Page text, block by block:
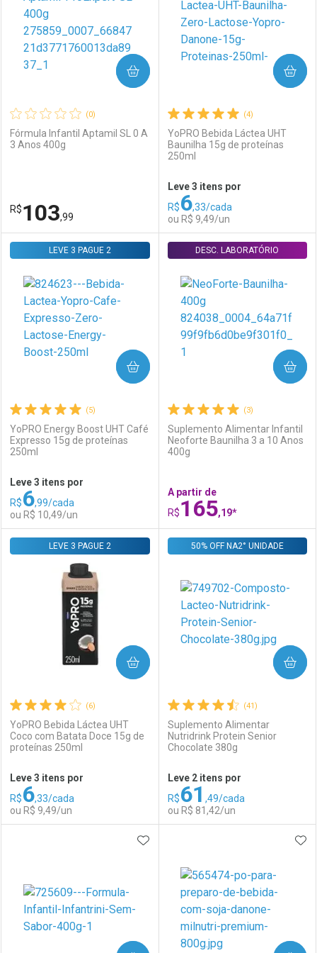
Comprar sem Desconto
Por R$ 72,99/cada
Por R$ 72,99/cada
Comprar sem Desconto
Por R$ 193,59/cada
Comprar sem Desconto
Por R$ 193,59/cada
(0)
Fórmula Infantil Aptamil SL 0 A
3 Anos 400g
R$103,99
COMPRAR
Laboratório
Comprar sem Desconto
Por R$ 103,99/cada
Por Menos
Comprar sem Desconto
Por R$ 103,99/cada
(4)
YoPRO Bebida Láctea UHT
Baunilha 15g de proteínas
250ml
Leve 3 itens por
R$6,33/cada
ou R$ 9,49/un
COMPRAR
Laboratório
Ativar Desconto
Comprar sem Desconto
Por R$ 9,49/cada
Por Menos
Comprar sem Desconto
Por R$ 9,49/cada
(5)
YoPRO Energy Boost UHT Café
Expresso 15g de proteínas
250ml
LEVE 3 PAGUE 2
Leve 3 itens por
R$6,99/cada
ou R$ 10,49/un
COMPRAR
Laboratório
Comprar sem Desconto
Por R$ 10,49/cada
Por Menos
Comprar sem Desconto
Por R$ 10,49/cada
(3)
Suplemento Alimentar Infantil
Neoforte Baunilha 3 a 10 Anos
400g
DESC. LABORATÓRIO
A partir de
R$165,19*
COMPRAR
Laboratório
Ativar Desconto
Comprar sem Desconto
Por R$ 235,99/cada
Por Menos
Comprar sem Desconto
Por R$ 235,99/cada
(6)
YoPRO Bebida Láctea UHT
Coco com Batata Doce 15g de
proteínas 250ml
LEVE 3 PAGUE 2
Leve 3 itens por
R$6,33/cada
ou R$ 9,49/un
COMPRAR
Laboratório
Por Menos
(41)
Suplemento Alimentar
Nutridrink Protein Senior
Chocolate 380g
50% OFF NA2° UNIDADE
Leve 2 itens por
R$61 ,49/cada
ou R$ 81,42/un
COMPRAR
Laboratório
Por Menos
ADICIONAR AOS FAVORITOS